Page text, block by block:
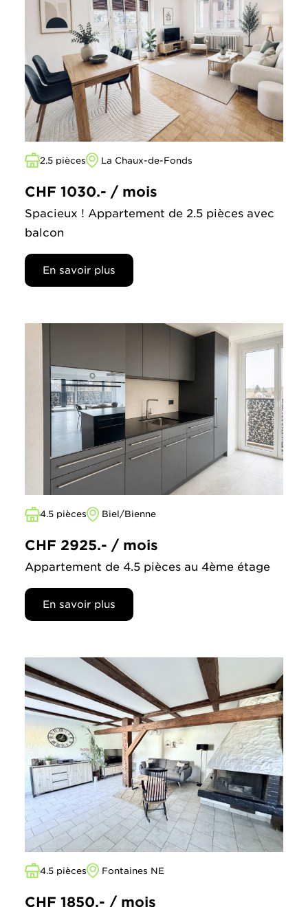
2.5 pièces La Chaux-de-Fonds
CHF 1030.- / mois
Spacieux ! Appartement de 2.5 pièces avec
balcon
En savoir plus
4.5 pièces Biel/Bienne
CHF 2925.- / mois
Appartement de 4.5 pièces au 4ème étage
En savoir plus
4.5 pièces Fontaines NE
CHF 1850.- / mois